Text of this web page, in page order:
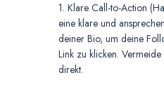
1. Klare Call-to-Action
eine klare und
deiner Bio, um deine
Link zu klicken.
direkt.